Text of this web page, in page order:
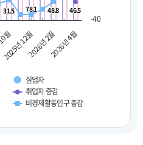
31.5
31.5 78.1
78.1 48.8
48.8 46.5
46.5
실업자
취업자 증감
비경제활동인구 증감
월
2025년 12월2026년 2월2026년 4월
-40